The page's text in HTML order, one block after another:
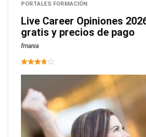
PORTALES FORMACIÓN
Live Career Opiniones
gratis y precios de pago
fmania